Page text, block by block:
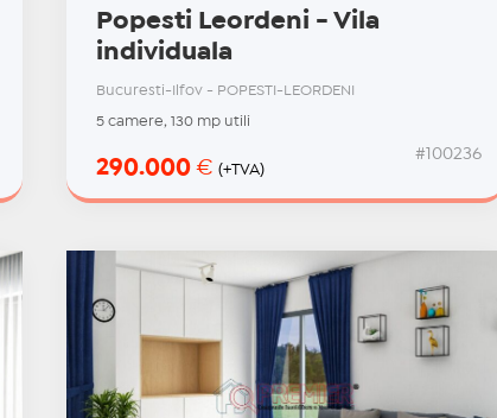
Popesti Leordeni - Vila
individuala
Bucuresti-Ilfov - POPESTI-LEORDENI
5 camere, 130 mp utili
290.000€ (+TVA)
#100236